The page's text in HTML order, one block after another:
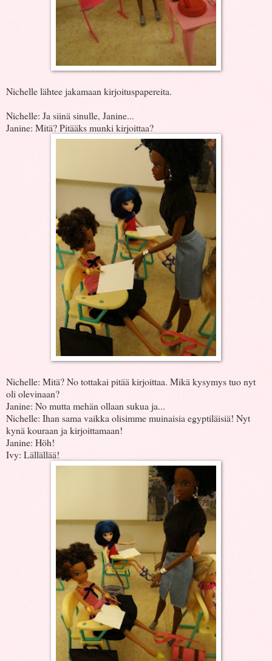
Nichelle lähtee jakamaan kirjoituspapereita.
Nichelle: Ja siinä sinulle, Janine...
Janine: Mitä? Pitääks munki kirjoittaa?
Nichelle: Mitä? No tottakai pitää kirjoittaa. Mikä kysymys tuo nyt
oli olevinaan?
Janine: No mutta mehän ollaan sukua ja...
Nichelle: Ihan sama vaikka olisimme muinaisia egyptiläisiä! Nyt
kynä kouraan ja kirjoittamaan!
Janine: Höh!
Ivy: Lällällää!